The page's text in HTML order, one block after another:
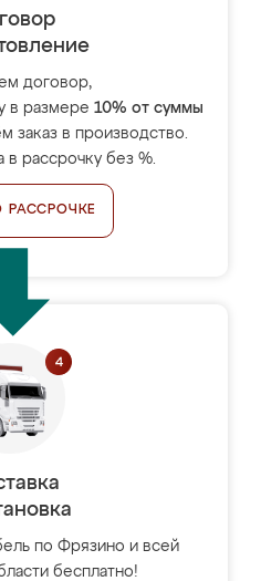
договор,
в размере 10% от суммы
заказ в производство.
в рассрочку без %.
РАССРОЧКЕ
по Фрязино и всей
бесплатно!